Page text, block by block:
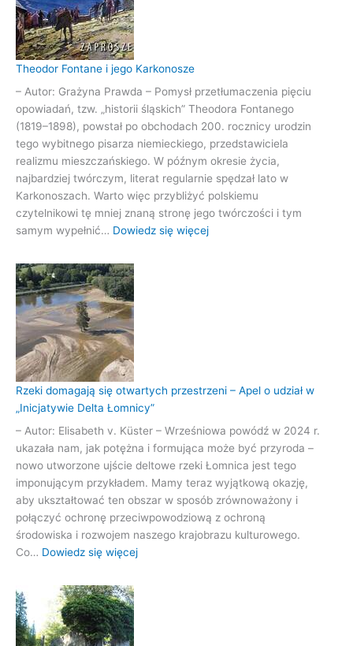
sanatorium
pulmonologiczne
na
świecie
Theodor Fontane i jego Karkonosze
– Autor: Grażyna Prawda – Pomysł przetłumaczenia pięciu
opowiadań, tzw. „historii śląskich” Theodora Fontanego
(1819–1898), powstał po obchodach 200. rocznicy urodzin
tego wybitnego pisarza niemieckiego, przedstawiciela
realizmu mieszczańskiego. W późnym okresie życia,
najbardziej twórczym, literat regularnie spędzał lato w
Karkonoszach. Warto więc przybliżyć polskiemu
czytelnikowi tę mniej znaną stronę jego twórczości i tym
samym wypełnić… Dowiedz się więcej:
Rzeki domagają się otwartych przestrzeni – Apel o udział w
„Inicjatywie Delta Łomnicy”
– Autor: Elisabeth v. Küster – Wrześniowa powódź w 2024 r.
ukazała nam, jak potężna i formująca może być przyroda –
nowo utworzone ujście deltowe rzeki Łomnica jest tego
imponującym przykładem. Mamy teraz wyjątkową okazję,
aby ukształtować ten obszar w sposób zrównoważony i
połączyć ochronę przeciwpowodziową z ochroną
środowiska i rozwojem naszego krajobrazu kulturowego.
Co… Dowiedz się więcej: